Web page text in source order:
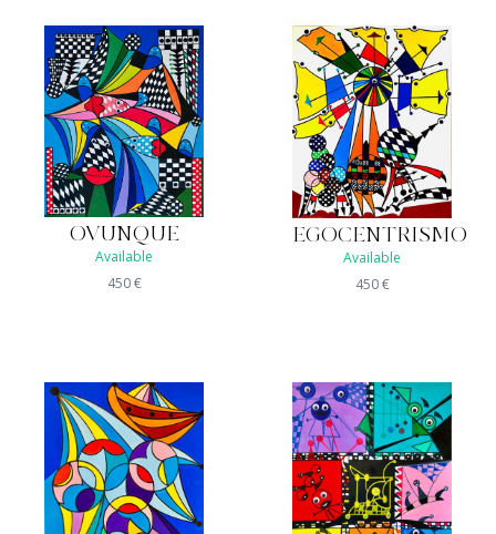
OVUNQUE
Available
450€
EGOCENTRISMO
Available
450€